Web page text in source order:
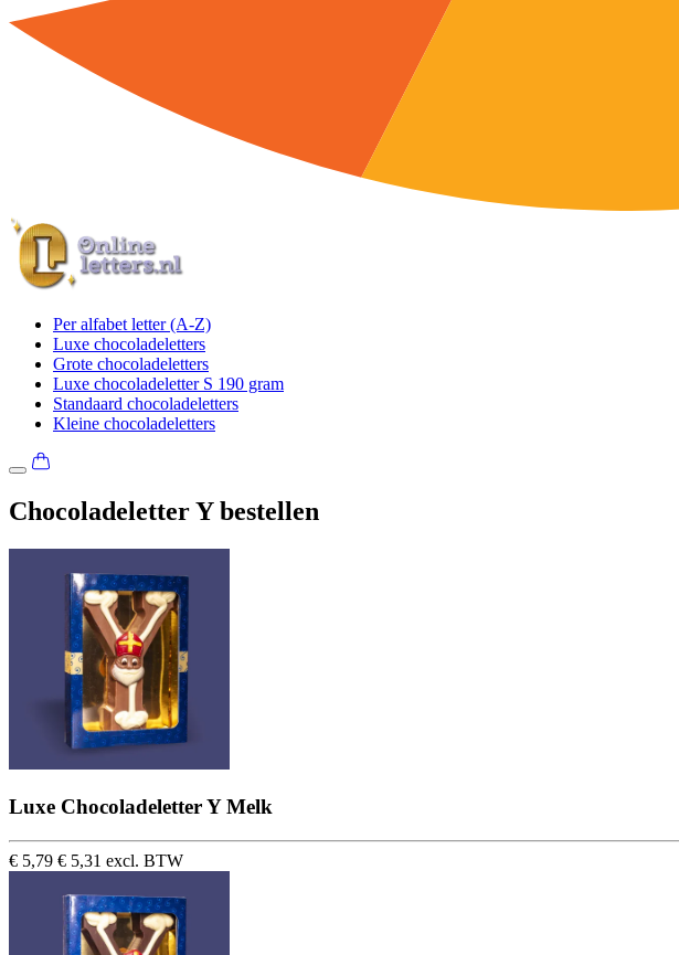
Per alfabet letter (A-Z)
Luxe chocoladeletters
Grote chocoladeletters
Luxe chocoladeletter S 190 gram
Standaard chocoladeletters
Kleine chocoladeletters
Chocoladeletter Y bestellen
Luxe Chocoladeletter Y Melk
€ 5,79 € 5,31 excl. BTW